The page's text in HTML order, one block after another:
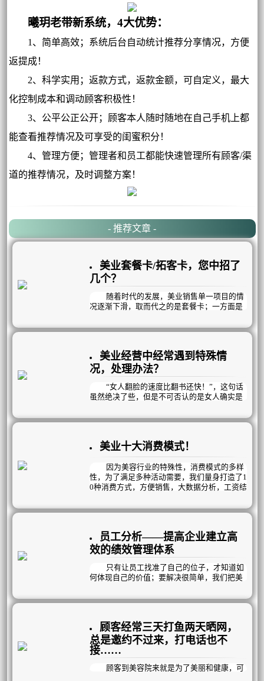
曦玥老带新系统，4大优势：
1、简单高效；系统后台自动统计推荐分享情况，方便
返提成！
2、科学实用；返款方式，返款金额，可自定义，最大
化控制成本和调动顾客积极性！
3、公平公正公开；顾客本人随时随地在自己手机上都
能查看推荐情况及可享受的闺蜜积分！
4、管理方便；管理者和员工都能快速管理所有顾客/渠
道的推荐情况，及时调整方案！
- 推荐文章 -
美业套餐卡/拓客卡，您中招了
几个？
随着时代的发展，美业销售单一项目的情
况逐渐下滑，取而代之的是套餐卡；一方面是
能买到多个项目，目足人们的多种需求；另一
了留住新客，套餐卡可以刺激顾客多来几次，
这样商家就有了更多机会留住她！
美业经营中经常遇到特殊情
况，处理办法？
“女人翻脸的速度比翻书还快！”，这句话
虽然绝决了些，但是不可否认的是女人确实是
物。女人这一神奇的生物，各种各样奇葩的现
美业十大消费模式！
因为美容行业的特殊性，消费模式的多样
性，为了满足多种活动需要，我们量身打造了1
0种消费方式，方便销售，大数据分析，工资结
员工分析——提高企业建立高
效的绩效管理体系
只有让员工找准了自己的位子，才知道如
何体现自己的价值；要解决很简单，我们把美
员工工作流程挂钩，让每一个员工都清楚的知
每一个员工都能高效完成自己的工作任务，团
队效率大幅度提升，才能在最短的时间内，最
大化的留住新员工。
顾客经常三天打鱼两天晒网，
总是邀约不过来，打电话也不
接……
顾客到美容院来就是为了美丽和健康，可